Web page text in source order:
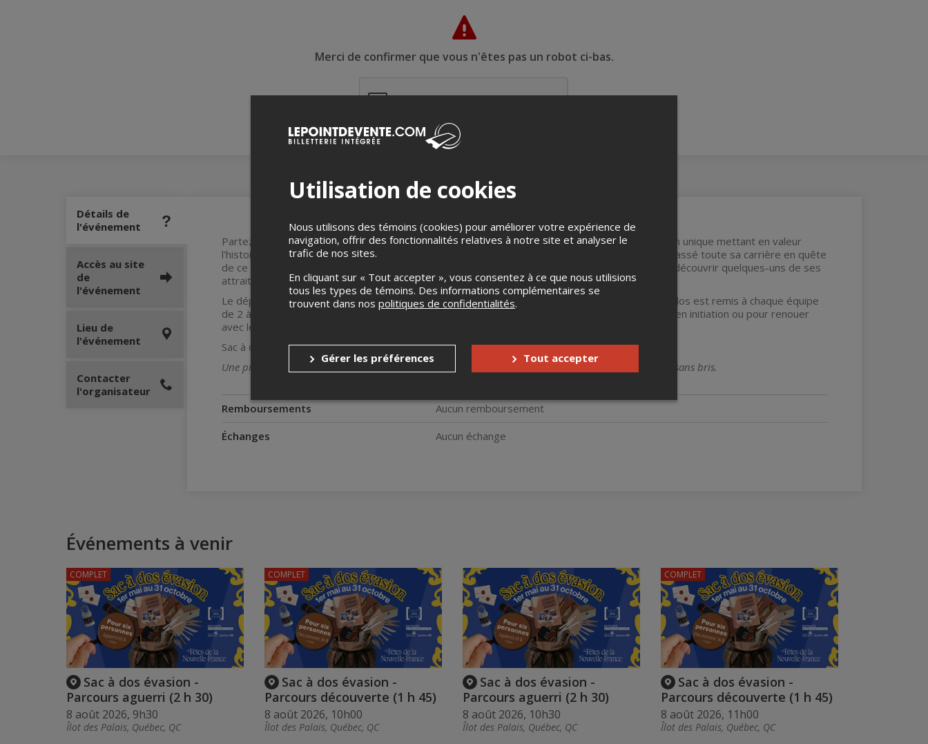
Merci de confirmer que vous n'êtes pas un robot ci-bas.
Détails de
l'événement
Partez à la recherche du trésor du dernier intendant de la Nouvelle-France dans un jeu d'évasion unique mettant en valeur
l'histoire et l'archéologie de la Nouvelle-France. Équipés du sac à dos d'une archéologue ayant passé toute sa carrière en quête
de ce trésor, vous serez amenés à résoudre des énigmes en parcourant le Vieux-Québec et à découvrir quelques-uns de ses
attraits historiques et archéologiques les mieux cachés.
Le départ s'effectue à l'Îlot des Palais où un livret contenant les indications à suivre et un sac à dos est remis à chaque équipe
de 2 à 6 personnes. Avec ses 6 énigmes captivantes, cette version accomplie du jeu est idéale en initiation ou pour renouer
avec les jeux d’évasion, ainsi qu'en famille (enfants de 10 ans et plus).
Sac à dos évasion - parcours découverte (1 h 45 | 1,7 km)
Une pièce d’identité sera exigée à titre de dépôt afin de garantir le retour du matériel en bon état et sans bris.
Remboursements
Aucun remboursement
Échanges
Aucun échange
Accès au site
de
l'événement
Lieu de
l'événement
Contacter
l'organisateur
Événements à venir
Sac à dos évasion -
Parcours aguerri (2 h 30)
8 août 2026, 9h30
Îlot des Palais, Québec, QC
COMPLET
Sac à dos évasion -
Parcours découverte (1 h 45)
8 août 2026, 10h00
Îlot des Palais, Québec, QC
COMPLET
Sac à dos évasion -
Parcours aguerri (2 h 30)
8 août 2026, 10h30
Îlot des Palais, Québec, QC
Sac à dos évasion -
Parcours découverte (1 h 45)
8 août 2026, 11h00
Îlot des Palais, Québec, QC
COMPLET
Utilisation de cookies
Nous utilisons des témoins (cookies) pour améliorer votre expérience de
navigation, offrir des fonctionnalités relatives à notre site et analyser le
trafic de nos sites.
En cliquant sur « Tout accepter », vous consentez à ce que nous utilisions
tous les types de témoins. Des informations complémentaires se
trouvent dans nos politiques de confidentialités.
Gérer les préférences Tout accepter